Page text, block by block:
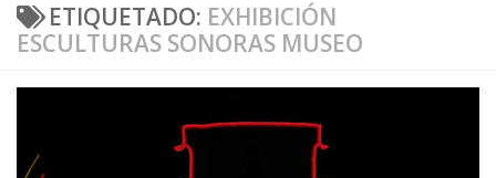
ETIQUETADO: EXHIBICIÓN
ESCULTURAS SONORAS MUSEO